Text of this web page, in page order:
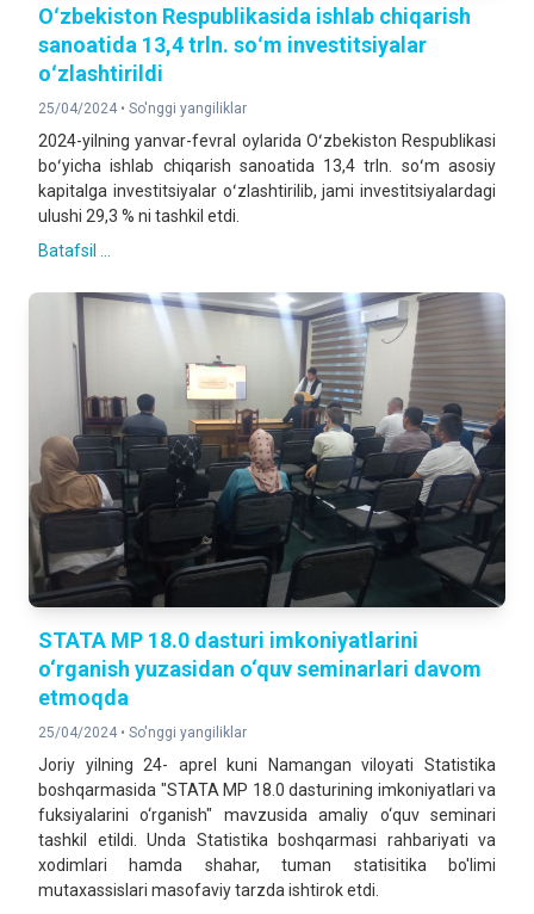
Oʻzbekiston Respublikasida ishlab chiqarish
sanoatida 13,4 trln. soʻm investitsiyalar
oʻzlashtirildi
25/04/2024 • So'nggi yangiliklar
2024-yilning yanvar-fevral oylarida Oʻzbekiston Respublikasi
boʻyicha ishlab chiqarish sanoatida 13,4 trln. soʻm asosiy
kapitalga investitsiyalar oʻzlashtirilib, jami investitsiyalardagi
ulushi 29,3 % ni tashkil etdi.
Batafsil ...
STATA MP 18.0 dasturi imkoniyatlarini
o‘rganish yuzasidan o‘quv seminarlari davom
etmoqda
25/04/2024 • So'nggi yangiliklar
Joriy yilning 24- aprel kuni Namangan viloyati Statistika
boshqarmasida "STATA MP 18.0 dasturining imkoniyatlari va
fuksiyalarini o‘rganish" mavzusida amaliy o‘quv seminari
tashkil etildi. Unda Statistika boshqarmasi rahbariyati va
xodimlari hamda shahar, tuman statisitika bo'limi
mutaxassislari masofaviy tarzda ishtirok etdi.